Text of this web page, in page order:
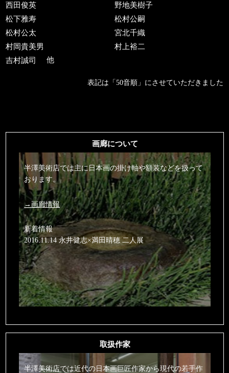
西田俊英
野地美樹子
松下雅寿
松村公嗣
松村公太
宮北千織
村岡貴美男
村上裕二
吉村誠司
他
表記は「50音順」にさせていただきました
画廊について
半澤美術店では主に日本画の掛け軸や額装などを扱って
おります。
→画廊情報
新着情報
2016.11.14 永井健志×満田晴穂 二人展
取扱作家
半澤美術店では近代の日本画巨匠作家から現代の若手作